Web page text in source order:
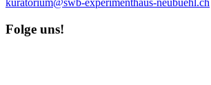
kuratorium@swb-experimenthaus-neubuehl.ch
Folge uns!